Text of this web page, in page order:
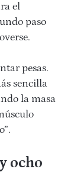
el
paso
pesas.
sencilla
la masa
ocho